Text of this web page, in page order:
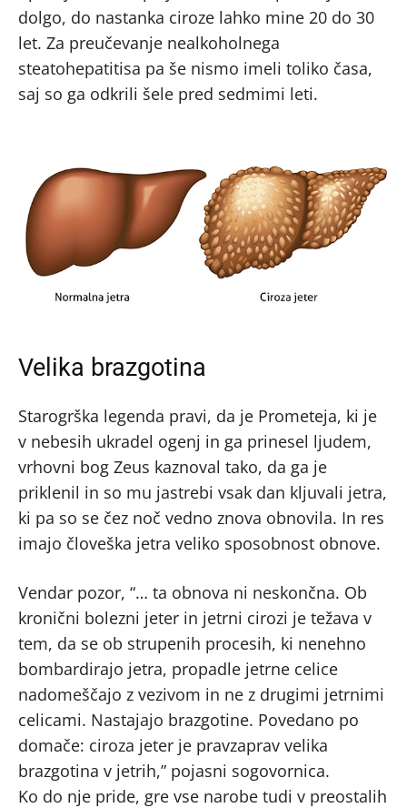
dolgo, do nastanka ciroze lahko mine 20 do 30
let. Za preučevanje nealkoholnega
steatohepatitisa pa še nismo imeli toliko časa,
saj so ga odkrili šele pred sedmimi leti.
Velika brazgotina
Starogrška legenda pravi, da je Prometeja, ki je
v nebesih ukradel ogenj in ga prinesel ljudem,
vrhovni bog Zeus kaznoval tako, da ga je
priklenil in so mu jastrebi vsak dan kljuvali jetra,
ki pa so se čez noč vedno znova obnovila. In res
imajo človeška jetra veliko sposobnost obnove.
Vendar pozor, “… ta obnova ni neskončna. Ob
kronični bolezni jeter in jetrni cirozi je težava v
tem, da se ob strupenih procesih, ki nenehno
bombardirajo jetra, propadle jetrne celice
nadomeščajo z vezivom in ne z drugimi jetrnimi
celicami. Nastajajo brazgotine. Povedano po
domače: ciroza jeter je pravzaprav velika
brazgotina v jetrih,” pojasni sogovornica.
Ko do nje pride, gre vse narobe tudi v preostalih